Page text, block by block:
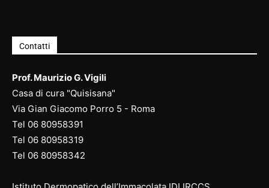
Contatti
Prof. Maurizio G. Vigili
Casa di cura "Quisisana"
Via Gian Giacomo Porro 5 - Roma
Tel 06 80958391
Tel 06 80958319
Tel 06 80958342